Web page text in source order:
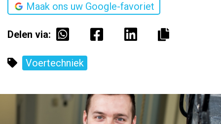
Maak ons uw Google-favoriet
Delen via:
Voertechniek